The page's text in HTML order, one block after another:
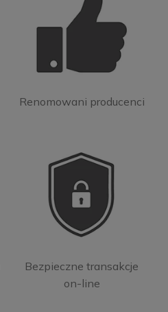
Renomowani producenci
Bezpieczne transakcje
on-line